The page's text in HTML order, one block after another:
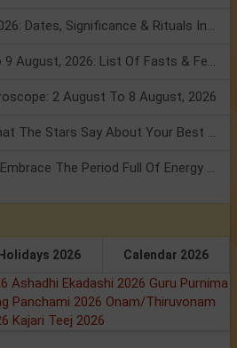
Shravan Somvar Vrat 2026: Dates, Significance & Rituals In August
Weekly Horoscope 3 To 9 August, 2026: List Of Fasts & Festivals
2 August To 8 August, 2026
Friendship Day 2026: What The Stars Say About Your Best Friend!
Mars Transit In Gemini: Embrace The Period Full Of Energy & Intelligence
Holidays 2026 Calendar 2026
Ashadhi Ekadashi 2026 Guru Purnima
Panchami 2026 Onam/Thiruvonam
Kajari Teej 2026